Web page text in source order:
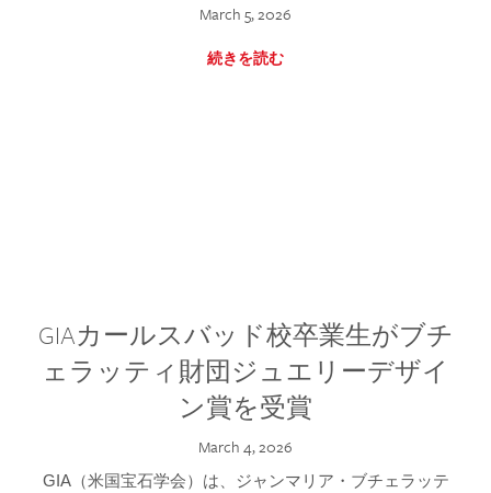
March 5, 2026
続きを読む
GIAカールスバッド校卒業生がブチ
ェラッティ財団ジュエリーデザイ
ン賞を受賞
March 4, 2026
GIA（米国宝石学会）は、ジャンマリア・ブチェラッテ